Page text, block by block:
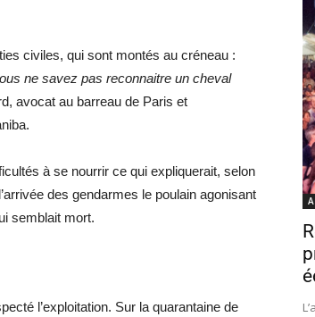
civiles, qui sont montés au créneau :
ne savez pas reconnaitre un cheval
avocat au barreau de Paris et
à se nourrir ce qui expliquerait, selon
des gendarmes le poulain agonisant
semblait mort.
l’exploitation. Sur la quarantaine de